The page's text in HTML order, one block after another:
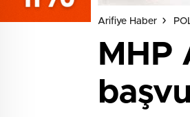
Arifiye Haber
MHP